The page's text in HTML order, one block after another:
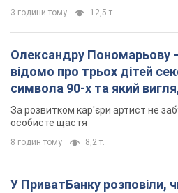
3 години тому 12,5 т.
Олександру Пономарьову
відомо про трьох дітей
символа 90-х та який
мають
За розвитком кар'єри артист не
особисте щастя
8 годин тому 8,2 т.
У ПриватБанку розповіли,